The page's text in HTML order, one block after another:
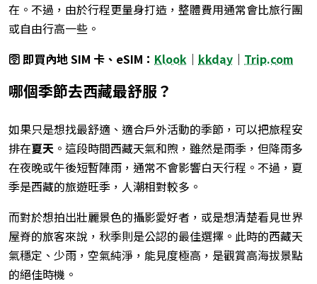
在。不過，由於行程更量身打造，整體費用通常會比旅行團
或自由行高一些。
🛜 即買內地 SIM 卡、eSIM： Klook ｜ kkday ｜ Trip.com
哪個季節去西藏最舒服？
如果只是想找最舒適、適合戶外活動的季節，可以把旅程安
排在夏天 。這段時間西藏天氣和煦，雖然是雨季，但降雨多
在夜晚或午後短暫陣雨，通常不會影響白天行程。不過，夏
季是西藏的旅遊旺季，人潮相對較多。
而對於想拍出壯麗景色的攝影愛好者，或是想清楚看見世界
屋脊的旅客來說，秋季則是公認的最佳選擇。此時的西藏天
氣穩定、少雨，空氣純淨，能見度極高，是觀賞高海拔景點
的絕佳時機。